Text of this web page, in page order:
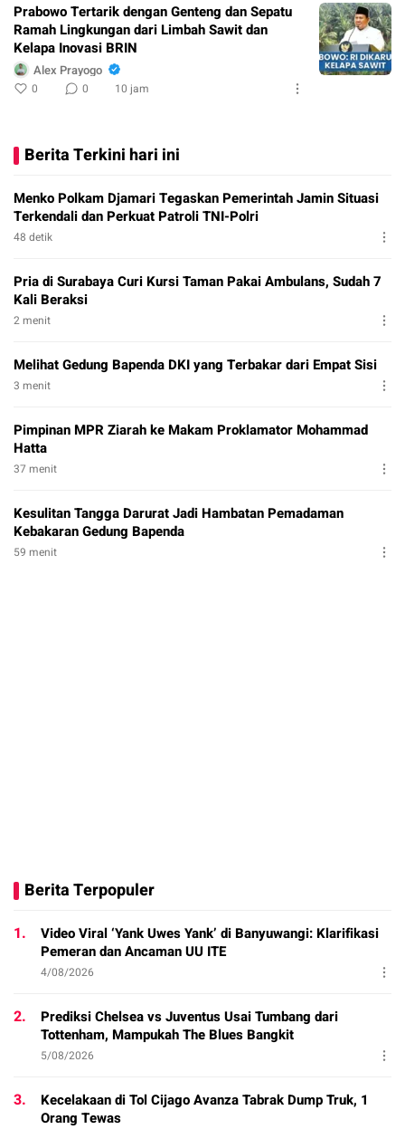
Prabowo Tertarik dengan Genteng dan Sepatu
Ramah Lingkungan dari Limbah Sawit dan
Kelapa Inovasi BRIN
Alex Prayogo
0 0 10 jam
Berita Terkini hari ini
Menko Polkam Djamari Tegaskan Pemerintah Jamin Situasi
Terkendali dan Perkuat Patroli TNI-Polri
48 detik
Pria di Surabaya Curi Kursi Taman Pakai Ambulans, Sudah 7
Kali Beraksi
2 menit
Melihat Gedung Bapenda DKI yang Terbakar dari Empat Sisi
3 menit
Pimpinan MPR Ziarah ke Makam Proklamator Mohammad
Hatta
37 menit
Kesulitan Tangga Darurat Jadi Hambatan Pemadaman
Kebakaran Gedung Bapenda
59 menit
Berita Terpopuler
1.
Video Viral ‘Yank Uwes Yank’ di Banyuwangi: Klarifikasi
Pemeran dan Ancaman UU ITE
4/08/2026
2.
Prediksi Chelsea vs Juventus Usai Tumbang dari
Tottenham, Mampukah The Blues Bangkit
5/08/2026
3.
Kecelakaan di Tol Cijago Avanza Tabrak Dump Truk, 1
Orang Tewas